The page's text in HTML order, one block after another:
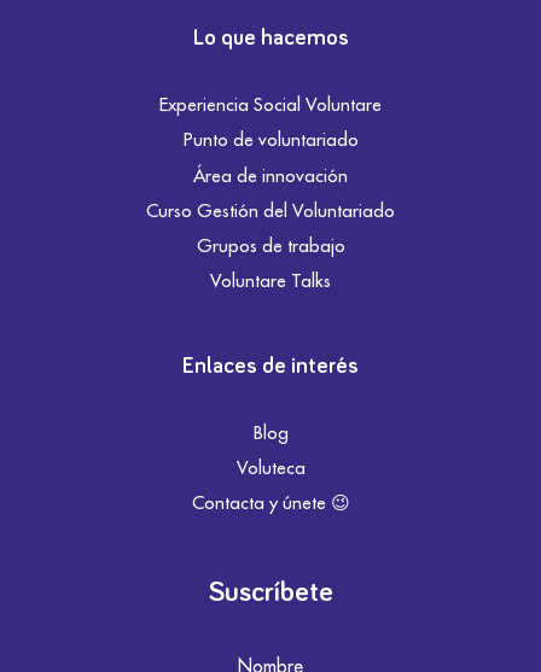
Lo que hacemos
Experiencia Social Voluntare
Punto de voluntariado
Área de innovación
Curso Gestión del Voluntariado
Grupos de trabajo
Voluntare Talks
Enlaces de interés
Blog
Voluteca
Contacta y únete 😉
Suscríbete
Nombre